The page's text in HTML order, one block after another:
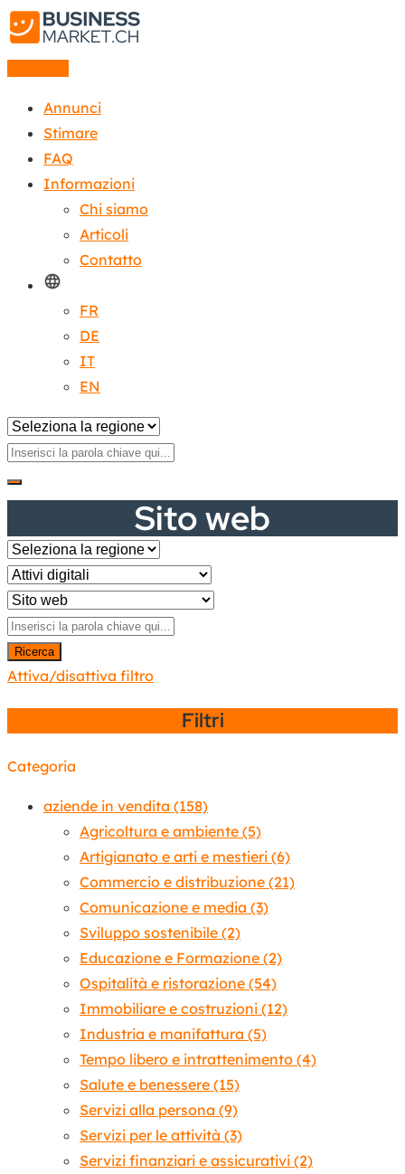
Annunci
Stimare
FAQ
Informazioni
Chi siamo
Articoli
Contatto
FR
DE
IT
EN
Sito web
Ricerca
Attiva/disattiva filtro
Filtri
Categoria
aziende in vendita (158)
Agricoltura e ambiente (5)
Artigianato e arti e mestieri (6)
Commercio e distribuzione (21)
Comunicazione e media (3)
Sviluppo sostenibile (2)
Educazione e Formazione (2)
Ospitalità e ristorazione (54)
Immobiliare e costruzioni (12)
Industria e manifattura (5)
Tempo libero e intrattenimento (4)
Salute e benessere (15)
Servizi alla persona (9)
Servizi per le attività (3)
Servizi finanziari e assicurativi (2)